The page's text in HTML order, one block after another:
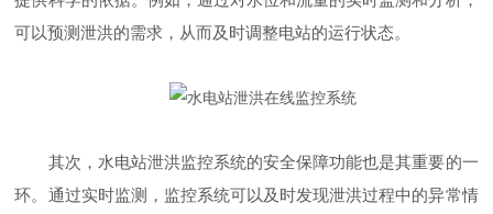
可以预测泄洪的需求，从而及时调整电站的运行状态。
其次，水电站泄洪监控系统的安全保障功能也是其重要的一
环。通过实时监测，监控系统可以及时发现泄洪过程中的异常情